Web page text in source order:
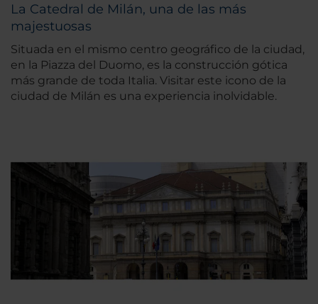
La Catedral de Milán, una de las más
majestuosas
Situada en el mismo centro geográfico de la ciudad,
en la Piazza del Duomo, es la construcción gótica
más grande de toda Italia. Visitar este icono de la
ciudad de Milán es una experiencia inolvidable.